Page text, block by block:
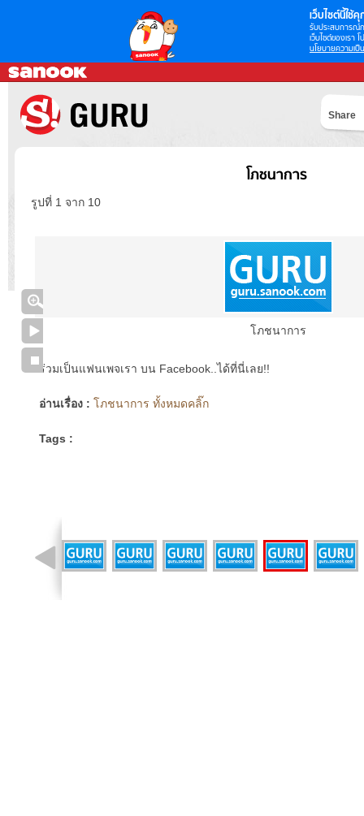
เว็บไซต์นี้ใช้คุ
รับประสบการณ์
เว็บไซต์ของเรา
นโยบายความเป็
Share
โภชนาการ
รูปที่ 1 จาก 10
โภชนาการ
ร่วมเป็นแฟนเพจเรา บน Facebook..ได้ที่นี่เลย!!
อ่านเรื่อง : โภชนาการ ทั้งหมดคลิ๊ก
Tags :